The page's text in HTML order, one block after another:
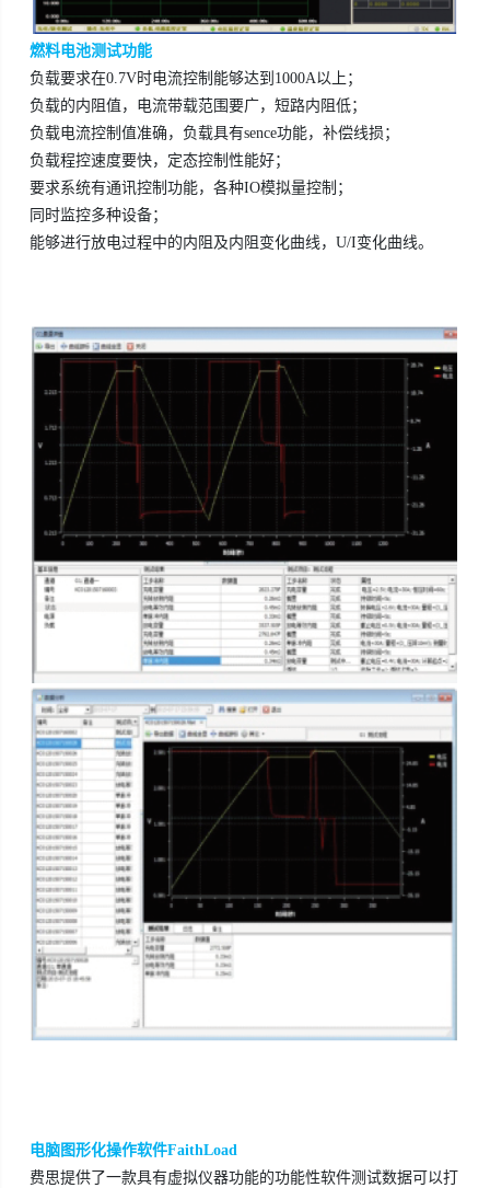
燃料电池测试功能
负载要求在0.7V时电流控制能够达到1000A以上；
负载的内阻值，电流带载范围要广，短路内阻低；
负载电流控制值准确，负载具有sence功能，补偿线损；
负载程控速度要快，定态控制性能好；
要求系统有通讯控制功能，各种IO模拟量控制；
同时监控多种设备；
能够进行放电过程中的内阻及内阻变化曲线，U/I变化曲线。
电脑图形化操作软件FaithLoad
费思提供了一款具有虚拟仪器功能的功能性软件测试数据可以打